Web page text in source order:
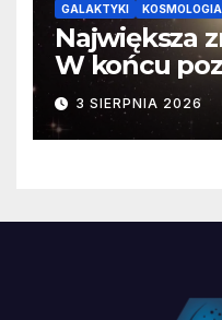
GALAKTYKI KOSMOLOGIA
Największa
W końcu
faktyczne
3 SIERPNIA 2026